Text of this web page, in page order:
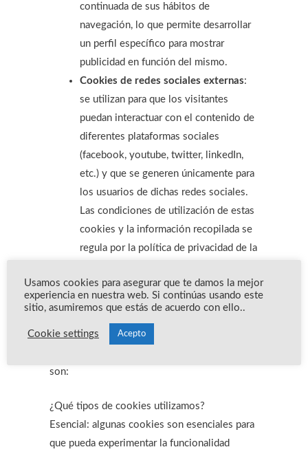
continuada de sus hábitos de
navegación, lo que permite desarrollar
un perfil específico para mostrar
publicidad en función del mismo.
Cookies de redes sociales externas:
se utilizan para que los visitantes
puedan interactuar con el contenido de
diferentes plataformas sociales
(facebook, youtube, twitter, linkedIn,
etc.) y que se generen únicamente para
los usuarios de dichas redes sociales.
Las condiciones de utilización de estas
cookies y la información recopilada se
regula por la política de privacidad de la
Declaración de las Cookies empleadas en
son:
¿Qué tipos de cookies utilizamos?
Esencial: algunas cookies son esenciales para
que pueda experimentar la funcionalidad
Usamos cookies para asegurar que te damos la mejor
experiencia en nuestra web. Si continúas usando este
sitio, asumiremos que estás de acuerdo con ello..
Cookie settings Acepto